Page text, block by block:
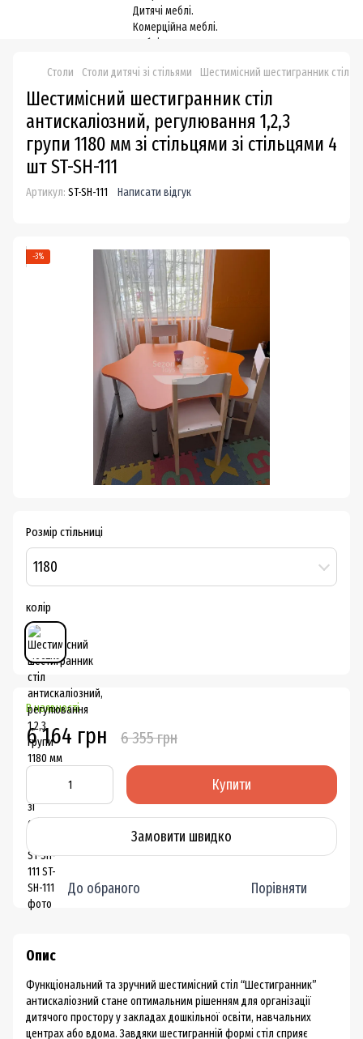
Столи Столи дитячі зі стільями Шестимісний шестигранник стіл
Шестимісний шестигранник стіл
антискаліозний, регулювання 1,2,3
групи 1180 мм зі стільцями зі стільцями 4
шт ST-SH-111
Артикул: ST-SH-111 Написати відгук
−3%
Розмір стільниці
1180
колір
В наявності
6 164 грн 6 355 грн
Купити
Замовити швидко
До обраного Порівняти
Опис
Функціональний та зручний шестимісний стіл “Шестигранник”
антискаліозний стане оптимальним рішенням для організації
дитячого простору у закладах дошкільної освіти, навчальних
центрах або вдома. Завдяки шестигранній формі стіл сприяє